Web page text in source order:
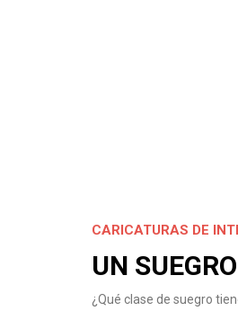
CARICATURAS DE
UN
¿Qué clase de suegro